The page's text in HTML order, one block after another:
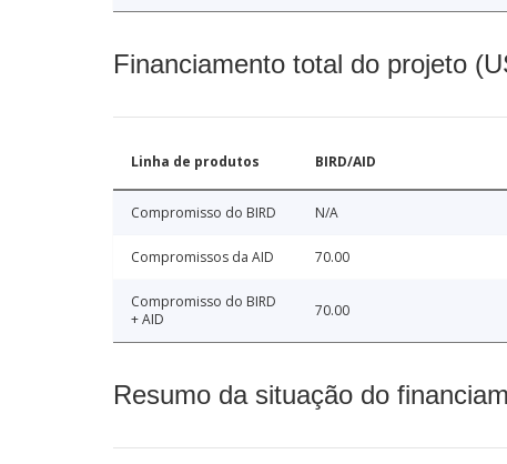
Financiamento total do projeto
Linha de produtos BIRD/AID
Compromisso do BIRD N/A
Compromissos da AID 70.00
Compromisso do BIRD
+ AID
70.00
Resumo da situação do